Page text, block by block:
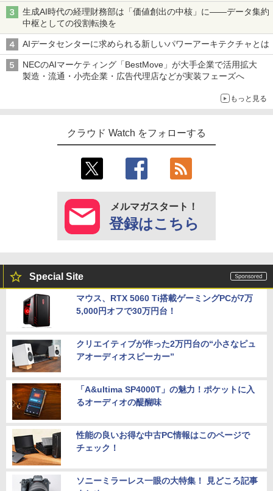
生成AI時代の経理財務部は「価値創出の中核」に――データ集約
中枢としての役割転換を
AIデータセンターに求められる新しいパワーアーキテクチャとは
NECのAIマーケティング「BestMove」が大手企業で活用拡大
製造・流通・小売企業・広告代理店などが実装フェーズへ
もっと見る
クラウド Watch をフォローする
メルマガスタート！
登録はこちら
Special Site
マウス、RTX 5060 Ti搭載ゲーミングPCが7万
5,000円オフで30万円台！
クリエイティブが作った2万円台の“小さなピュ
アオーディオスピーカー”
「A&ultima SP4000T」の魅力！ポケットに入
るオーディオの醍醐味
性能の良いお得な中古PC情報はこのページで
チェック！
ソニーミラーレス一眼の大特集！ 見どころ記事